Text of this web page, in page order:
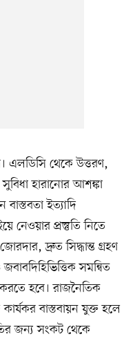
এলডিসি থেকে উত্তরণ,
হারানোর আশঙ্কা
ইত্যাদি
নেওয়ার প্রস্তুতি নিতে
দ্রুত সিদ্ধান্ত গ্রহণ
সমন্বিত
করতে হবে। রাজনৈতিক
বাস্তবায়ন যুক্ত হলে
জন্য সংকট থেকে